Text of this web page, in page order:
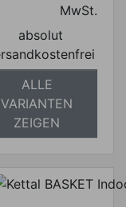
MwSt.
absolut
ALLE
VARIANTEN
ZEIGEN